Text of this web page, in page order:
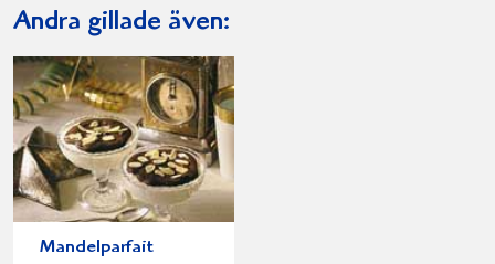
Andra gillade även:
Mandelparfait